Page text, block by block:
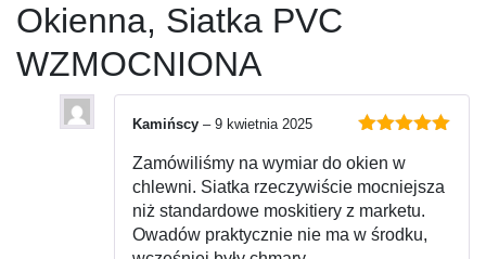
Okienna, Siatka PVC
WZMOCNIONA
na 5
Kamińscy – 9 kwietnia 2025
Zamówiliśmy na wymiar do okien w
chlewni. Siatka rzeczywiście mocniejsza
niż standardowe moskitiery z marketu.
Owadów praktycznie nie ma w środku,